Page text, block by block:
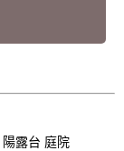
陽露台 庭院